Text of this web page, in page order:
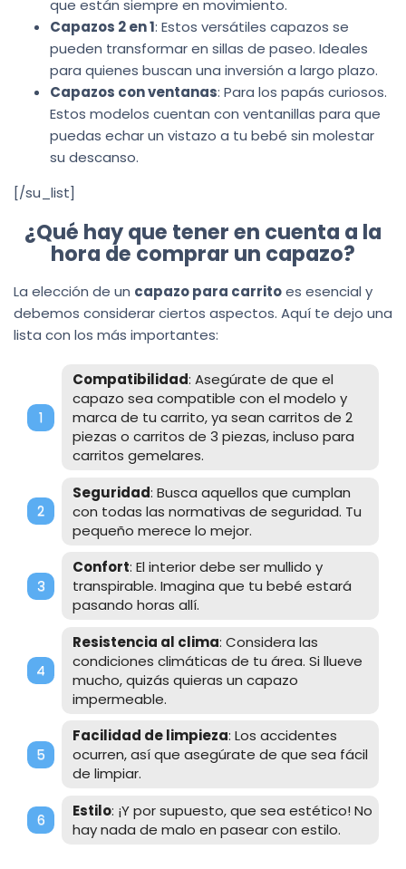
que están siempre en movimiento.
Capazos 2 en 1: Estos versátiles capazos se
pueden transformar en sillas de paseo. Ideales
para quienes buscan una inversión a largo plazo.
Capazos con ventanas: Para los papás curiosos.
Estos modelos cuentan con ventanillas para que
puedas echar un vistazo a tu bebé sin molestar
su descanso.
[/su_list]
¿Qué hay que tener en cuenta a la
hora de comprar un capazo?
La elección de un capazo para carritoes esencial y
debemos considerar ciertos aspectos. Aquí te dejo una
lista con los más importantes:
Compatibilidad: Asegúrate de que el
capazo sea compatible con el modelo y
marca de tu carrito, ya sean carritos de 2
piezas o carritos de 3 piezas, incluso para
carritos gemelares.
Seguridad: Busca aquellos que cumplan
con todas las normativas de seguridad. Tu
pequeño merece lo mejor.
Confort: El interior debe ser mullido y
transpirable. Imagina que tu bebé estará
pasando horas allí.
Resistencia al clima: Considera las
condiciones climáticas de tu área. Si llueve
mucho, quizás quieras un capazo
impermeable.
Facilidad de limpieza: Los accidentes
ocurren, así que asegúrate de que sea fácil
de limpiar.
Estilo: ¡Y por supuesto, que sea estético! No
hay nada de malo en pasear con estilo.